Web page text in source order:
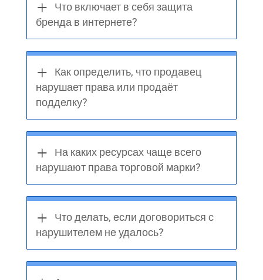
Что включает в себя защита
бренда в интернете?
Как определить, что продавец
нарушает права или продаёт
подделку?
На каких ресурсах чаще всего
нарушают права торговой марки?
Что делать, если договориться с
нарушителем не удалось?